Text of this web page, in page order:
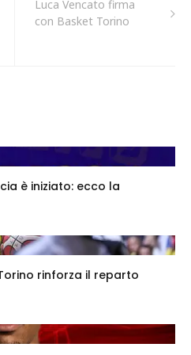
Luca Vencato firma
con Basket Torino
è iniziato: ecco la
rinforza il reparto